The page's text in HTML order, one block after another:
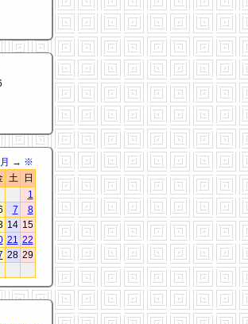
→ ※
土
日
1
7
8
14 15
21 22
28 29